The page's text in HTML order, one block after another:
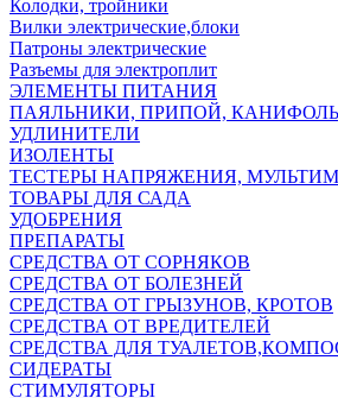
Колодки, тройники
Вилки электрические,блоки
Патроны электрические
Разъемы для электроплит
ЭЛЕМЕНТЫ ПИТАНИЯ
ПАЯЛЬНИКИ, ПРИПОЙ,
УДЛИНИТЕЛИ
ИЗОЛЕНТЫ
ТЕСТЕРЫ НАПРЯЖЕНИЯ,
ТОВАРЫ ДЛЯ САДА
УДОБРЕНИЯ
ПРЕПАРАТЫ
СРЕДСТВА ОТ СОРНЯКОВ
СРЕДСТВА ОТ БОЛЕЗНЕЙ
СРЕДСТВА ОТ ГРЫЗУНОВ, КРОТОВ
СРЕДСТВА ОТ ВРЕДИТЕЛЕЙ
СРЕДСТВА ДЛЯ
СИДЕРАТЫ
СТИМУЛЯТОРЫ